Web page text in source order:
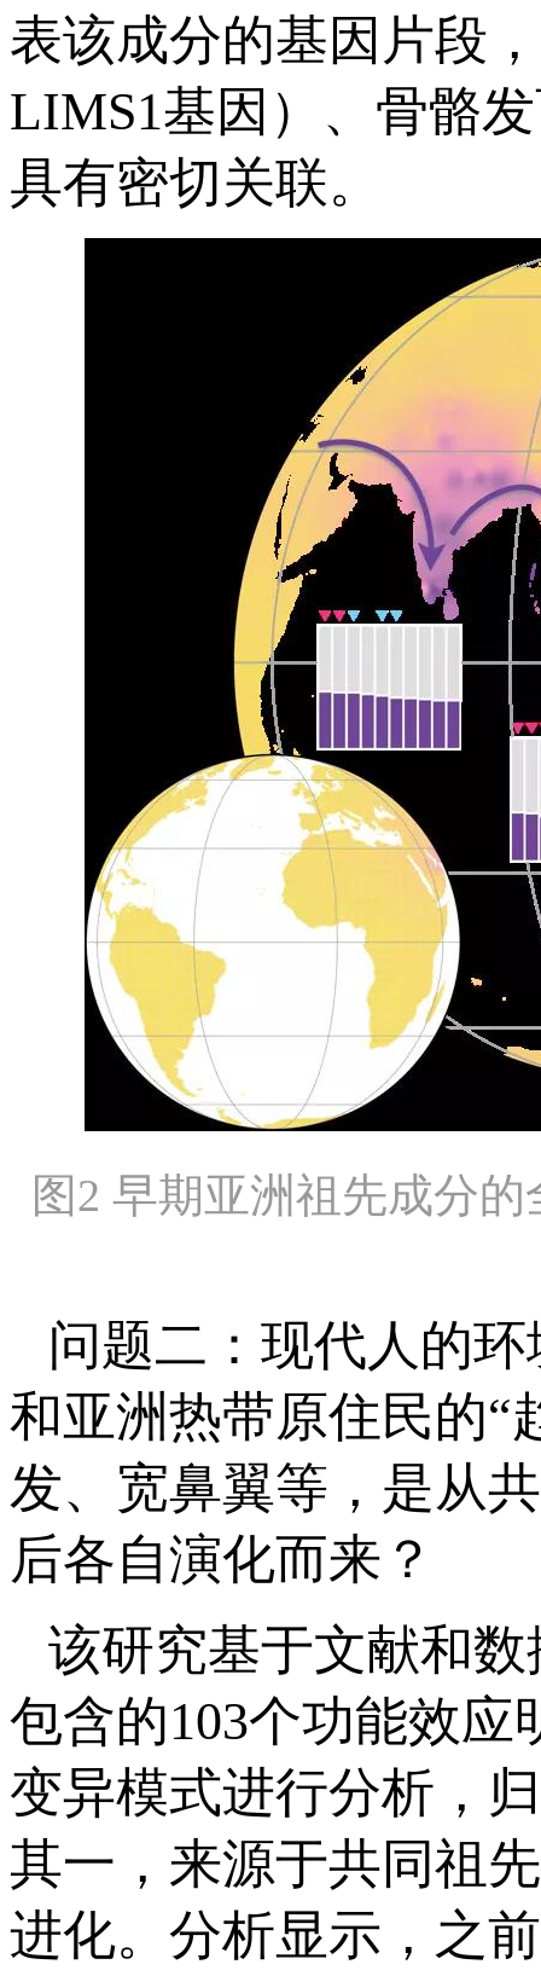
表该成分的基因片段
LIMS1基因）、骨骼
具有密切关联。
图2 早期亚洲祖先成分
问题二：现代人的
和亚洲热带原住民的“
发、宽鼻翼等，是从
后各自演化而来？
该研究基于文献和
包含的103个功能效
变异模式进行分析，
其一，来源于共同祖
进化。分析显示，之